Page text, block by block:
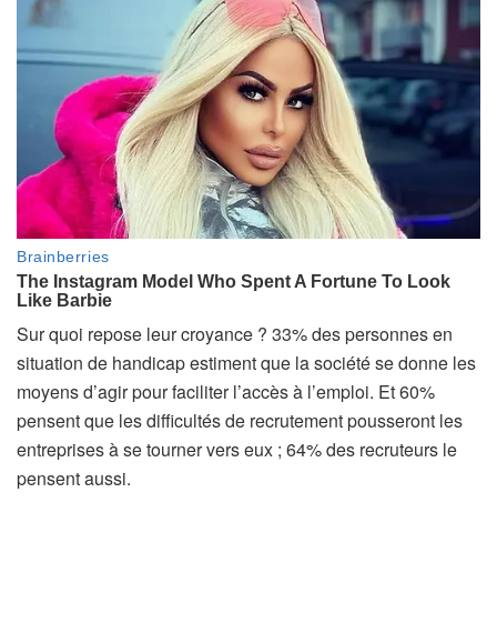
Sur quoi repose leur croyance ? 33% des personnes en
situation de handicap estiment que la société se donne les
moyens d’agir pour faciliter l’accès à l’emploi. Et 60%
pensent que les difficultés de recrutement pousseront les
entreprises à se tourner vers eux ; 64% des recruteurs le
pensent aussi.